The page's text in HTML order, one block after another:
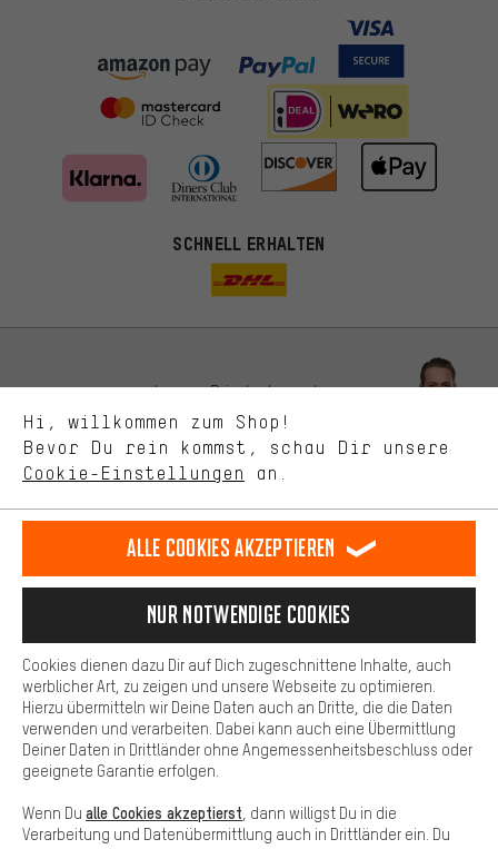
SCHNELL ERHALTEN
Lass Dich beraten
Terminbuchung
Kontaktformular
Unsere Datenschutzerklärung
Sprache"
Deutsch english español français
VERTRAG WIDERRUFEN Aachener Community Affiliateprogramm
Impressum Datenschutz Allgemeine Geschäftsbedingungen
Cookie-Einstellungen Kontrast ändern
Hi, willkommen zum Shop!
Bevor Du rein kommst, schau Dir unsere
Cookie-Einstellungen an.
Du bekommst, statt zufälliger Werbung, genauer passende
Angebote von uns. Diese Cookies helfen uns, Deine Interessen
besser zu erkennen und Dir relevante Produkte und Tipps zu
Uns interessiert, was Du in unserem Shop suchst und brauchst.
selbst Einfluss auf die Verbesserung unserer Webseite und
unseres Shop-Angebots.
Dein Shopping-Erlebnis wird komfortabler. Mit Komfort-Cookies
stellen wir Verknüpfungen zu Social Media Plattformen her. So
können wir dir weitere nützliche Inhalte und Informationen zur
Verfügung stellen. Zudem hast du die Möglichkeit zusätzliche
Services zu nutzen, die es dir erleichtern die richtigen Produkte zu
finden. Beispielsweise bieten wir eine Chat-Funktion an, damit
Fragen schnell und unkompliziert beantwortet werden können.
Basis
Basis-Cookies gewährleisten, dass Du unsere Webseite
grundsätzlich nutzen kannst.
Alle Cookies akzeptieren
Nur Notwendige Cookies
Cookies dienen dazu Dir auf Dich zugeschnittene Inhalte, auch
werblicher Art, zu zeigen und unsere Webseite zu optimieren.
Hierzu übermitteln wir Deine Daten auch an Dritte, die die Daten
verwenden und verarbeiten. Dabei kann auch eine Übermittlung
Deiner Daten in Drittländer ohne Angemessenheitsbeschluss oder
geeignete Garantie erfolgen.
Wenn Du alle Cookies akzeptierst , dann willigst Du in die
Verarbeitung und Datenübermittlung auch in Drittländer ein. Du